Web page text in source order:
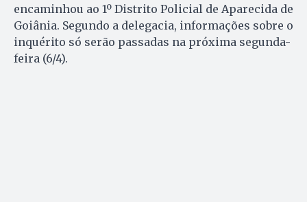
encaminhou ao 1º Distrito Policial de Aparecida de
Goiânia. Segundo a delegacia, informações sobre o
inquérito só serão passadas na próxima segunda-
feira (6/4).